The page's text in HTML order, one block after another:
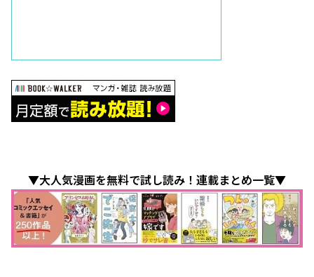
▼大人気漫画を無料で試し読み！連載まとめ一覧▼